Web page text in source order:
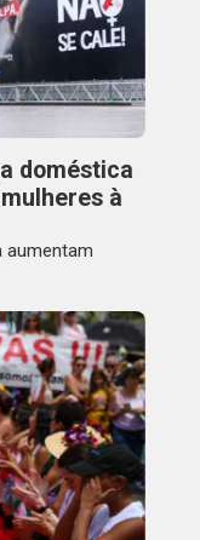
doméstica
à
aumentam